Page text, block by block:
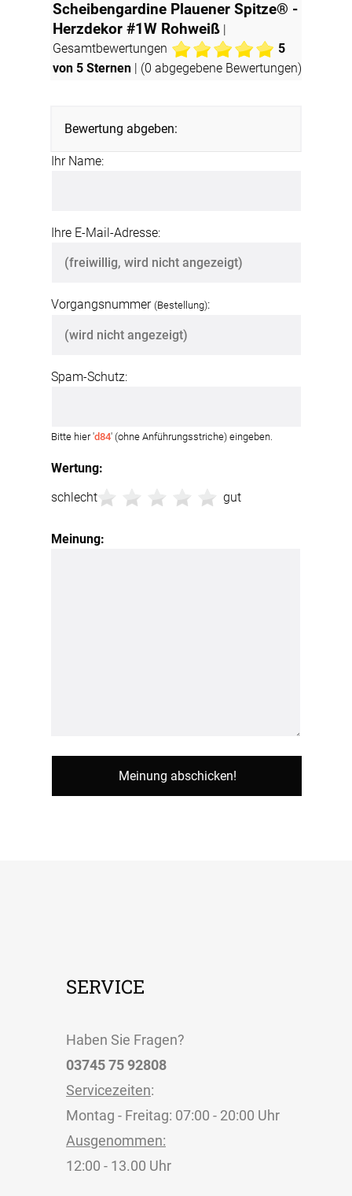
Scheibengardine Plauener Spitze® -
Herzdekor #1W Rohweiß |
Gesamtbewertungen
5
von 5 Sternen
| (0 abgegebene Bewertungen)
Bewertung abgeben:
Wertung:
schlecht
gut
Meinung:
Ihr Name:
Ihre E-Mail-Adresse:
Vorgangsnummer (Bestellung):
Spam-Schutz:
Bitte hier 'd84' (ohne Anführungsstriche) eingeben.
SERVICE
Haben Sie Fragen?
03745 75 92808
Servicezeiten:
Montag - Freitag: 07:00 - 20:00 Uhr
Ausgenommen:
12:00 - 13.00 Uhr